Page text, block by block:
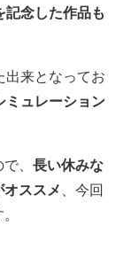
記念した作品も
出来となってお
ミュレーション
、 長い休みな
ススメ
、今回